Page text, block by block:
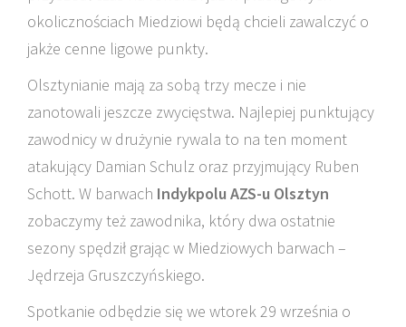
okolicznościach Miedziowi będą chcieli zawalczyć o
jakże cenne ligowe punkty.
Olsztynianie mają za sobą trzy mecze i nie
zanotowali jeszcze zwycięstwa. Najlepiej punktujący
zawodnicy w drużynie rywala to na ten moment
atakujący Damian Schulz oraz przyjmujący Ruben
Schott. W barwach Indykpolu AZS-u Olsztyn
zobaczymy też zawodnika, który dwa ostatnie
sezony spędził grając w Miedziowych barwach –
Jędrzeja Gruszczyńskiego.
Spotkanie odbędzie się we wtorek 29 września o